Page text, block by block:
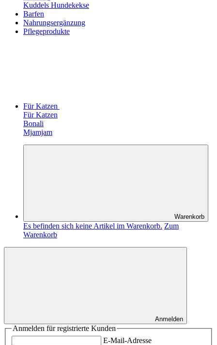
Kuddels Hundekekse
Barfen
Nahrungsergänzung
Pflegeprodukte
Für Katzen
Für Katzen
Bonali
Mjamjam
Warenkorb
Es befinden sich keine Artikel im Warenkorb. Zum
Warenkorb
Anmelden
Anmelden für registrierte Kunden
E-Mail-Adresse